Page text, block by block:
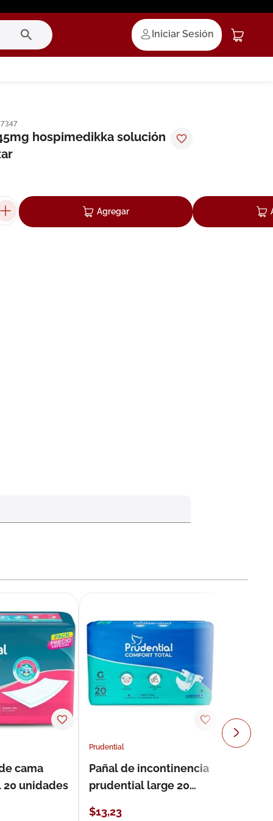
Iniciar Sesión
hospimedikka solución
Agregar
cama
unidades
Prudential
Pañal de incontinencia
prudential large 20
$13,23